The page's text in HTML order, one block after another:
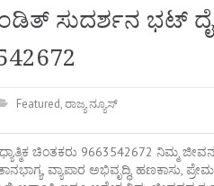
ಸುದರ್ಶನ ಭಟ್
Featured,ರಾಜ್ಯ ನ್ಯೂಸ್
ಚಿಂತಕರು 9663542672 ನಿಮ್ಮ
ವ್ಯಾಪಾರ ಅಭಿವೃದ್ಧಿ, ಹಣಕಾಸು,